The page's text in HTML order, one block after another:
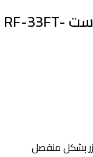
مواصفات ثلاجة تورنيدو نوفروست RF-33FT-
بشكل منفصل